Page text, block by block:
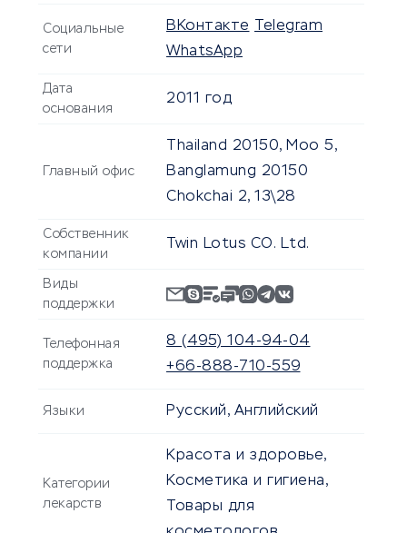
Социальные
сети
ВКонтакте
Telegram
WhatsApp
Дата
основания
2011 год
Главный офис
Thailand 20150, Moo 5,
Banglamung 20150
Chokchai 2, 13\28
Собственник
компании
Twin Lotus CO. Ltd.
Виды
поддержки
Телефонная
поддержка
8 (495) 104-94-04
+66-888-710-559
Языки Русский, Английский
Категории
лекарств
Красота и здоровье,
Косметика и гигиена,
Товары для